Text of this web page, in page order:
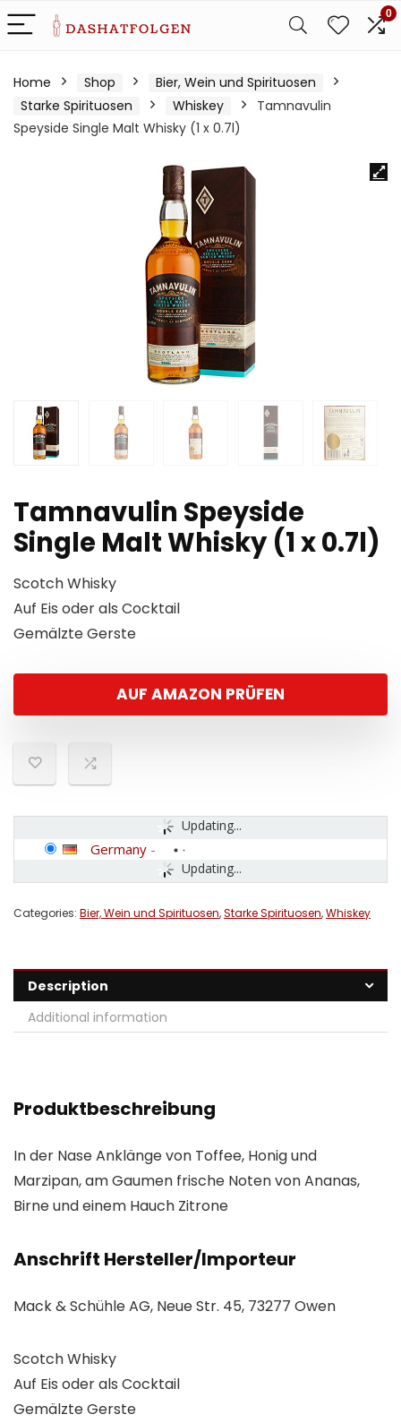
0
Home Shop
Bier, Wein und Spirituosen
Starke Spirituosen
Whiskey
Tamnavulin
Speyside Single Malt Whisky (1 x 0.7l)
Tamnavulin Speyside
Single Malt Whisky (1 x 0.7l)
Scotch Whisky
Auf Eis oder als Cocktail
Gemälzte Gerste
AUF AMAZON PRÜFEN
Updating...
Updating...
Germany -
Categories: Bier, Wein und Spirituosen,Starke Spirituosen,Whiskey
Description
Additional information
Produktbeschreibung
In der Nase Anklänge von Toffee, Honig und
Marzipan, am Gaumen frische Noten von Ananas,
Birne und einem Hauch Zitrone
Anschrift Hersteller/Importeur
Mack & Schühle AG, Neue Str. 45, 73277 Owen
Scotch Whisky
Auf Eis oder als Cocktail
Gemälzte Gerste